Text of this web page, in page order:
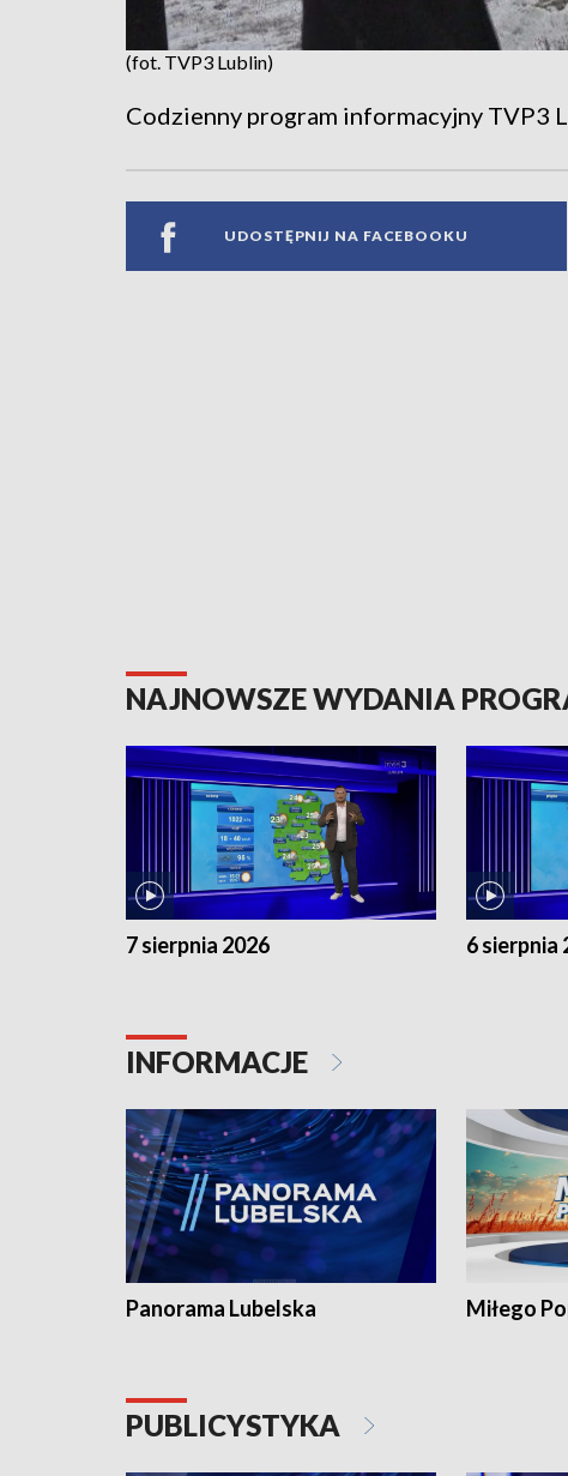
(fot. TVP3 Lublin)
Codzienny program informacyjny TVP3
UDOSTĘPNIJ NA FACEBOOKU
NAJNOWSZE WYDANIA
7 sierpnia 2026 6 sierpnia
INFORMACJE
Panorama Lubelska Miłego
PUBLICYSTYKA